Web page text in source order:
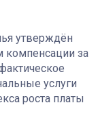
утверждён
компенсации за
услуги
роста платы